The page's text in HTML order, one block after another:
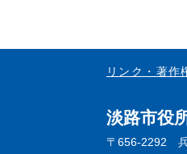
リンク・著作
淡路市役
〒656-2292 兵